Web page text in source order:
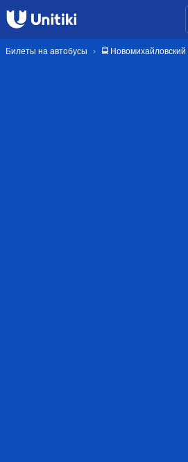
Билеты на автобусы 🚍 Новомихайловский